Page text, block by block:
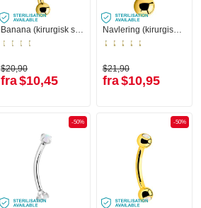
Banana (kirurgisk stål, guld, blank finish) med Juvelbesat kugle
$20,90
fra$10,45
Navlering (kirurgisk stål, guld, blank finish) med Juvelbesat kugle
$21,90
fra$10,95
-50% -50%